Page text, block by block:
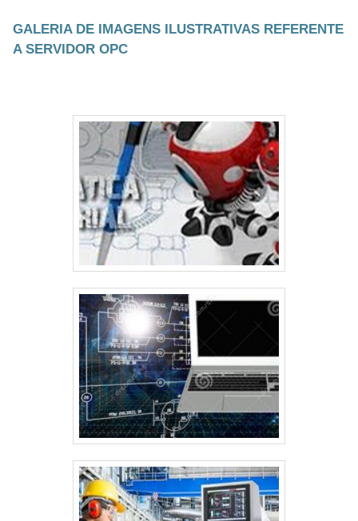
GALERIA DE IMAGENS ILUSTRATIVAS REFERENTE
A SERVIDOR OPC